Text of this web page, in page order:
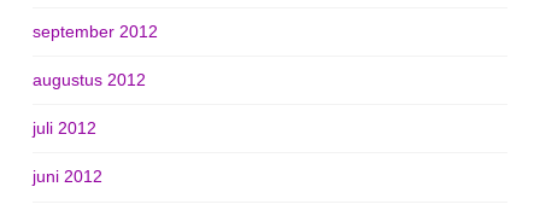
september 2012
augustus 2012
juli 2012
juni 2012